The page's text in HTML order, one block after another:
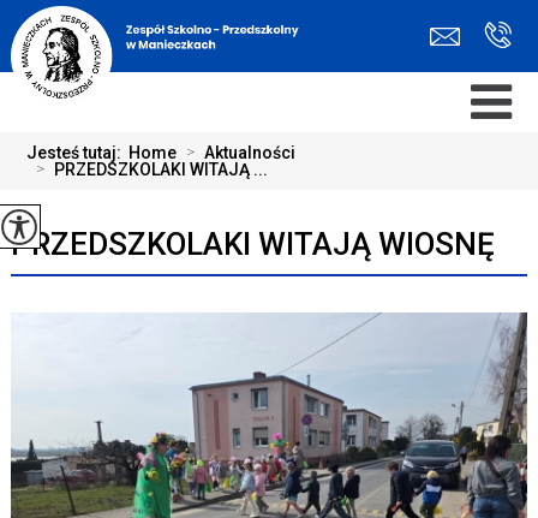
Jesteś tutaj: Home > Aktualności
> PRZEDSZKOLAKI WITAJĄ ...
PRZEDSZKOLAKI WITAJĄ WIOSNĘ